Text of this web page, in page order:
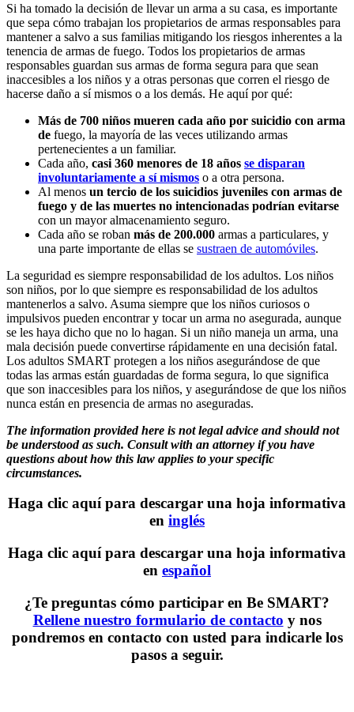
Si ha tomado la decisión de llevar un arma a su casa, es importante
que sepa cómo trabajan los propietarios de armas responsables para
mantener a salvo a sus familias mitigando los riesgos inherentes a la
tenencia de armas de fuego. Todos los propietarios de armas
responsables guardan sus armas de forma segura para que sean
inaccesibles a los niños y a otras personas que corren el riesgo de
hacerse daño a sí mismos o a los demás. He aquí por qué:
Más de 700 niños mueren cada año por suicidio con arma
de fuego, la mayoría de las veces utilizando armas
pertenecientes a un familiar.
Cada año, casi 360 menores de 18 años se disparan
involuntariamente a sí mismos o a otra persona.
Al menos un tercio de los suicidios juveniles con armas de
fuego y de las muertes no intencionadas podrían evitarse
con un mayor almacenamiento seguro.
Cada año se roban más de 200.000 armas a particulares, y
una parte importante de ellas se sustraen de automóviles.
La seguridad es siempre responsabilidad de los adultos. Los niños
son niños, por lo que siempre es responsabilidad de los adultos
mantenerlos a salvo. Asuma siempre que los niños curiosos o
impulsivos pueden encontrar y tocar un arma no asegurada, aunque
se les haya dicho que no lo hagan. Si un niño maneja un arma, una
mala decisión puede convertirse rápidamente en una decisión fatal.
Los adultos SMART protegen a los niños asegurándose de que
todas las armas están guardadas de forma segura, lo que significa
que son inaccesibles para los niños, y asegurándose de que los niños
nunca están en presencia de armas no aseguradas.
The information provided here is not legal advice and should not
be understood as such. Consult with an attorney if you have
questions about how this law applies to your specific
circumstances.
Haga clic aquí para descargar una hoja informativa
en inglés
Haga clic aquí para descargar una hoja informativa
en español
¿Te preguntas cómo participar en Be SMART?
Rellene nuestro formulario de contacto y nos
pondremos en contacto con usted para indicarle los
pasos a seguir.